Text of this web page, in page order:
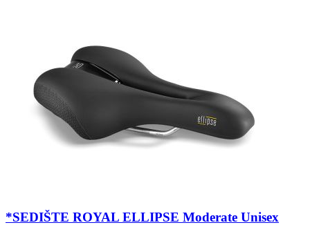
*SEDIŠTE ROYAL ELLIPSE Moderate Unisex